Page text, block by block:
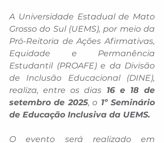
A Universidade Estadual de Mato
Grosso do Sul (UEMS), por meio da
Pró-Reitoria de Ações Afirmativas,
Equidade e Permanência
Estudantil (PROAFE) e da Divisão
de Inclusão Educacional (DINE),
realiza, entre os dias 16 e 18 de
setembro de 2025, o 1º Seminário
de Educação Inclusiva da UEMS.
O evento será realizado em